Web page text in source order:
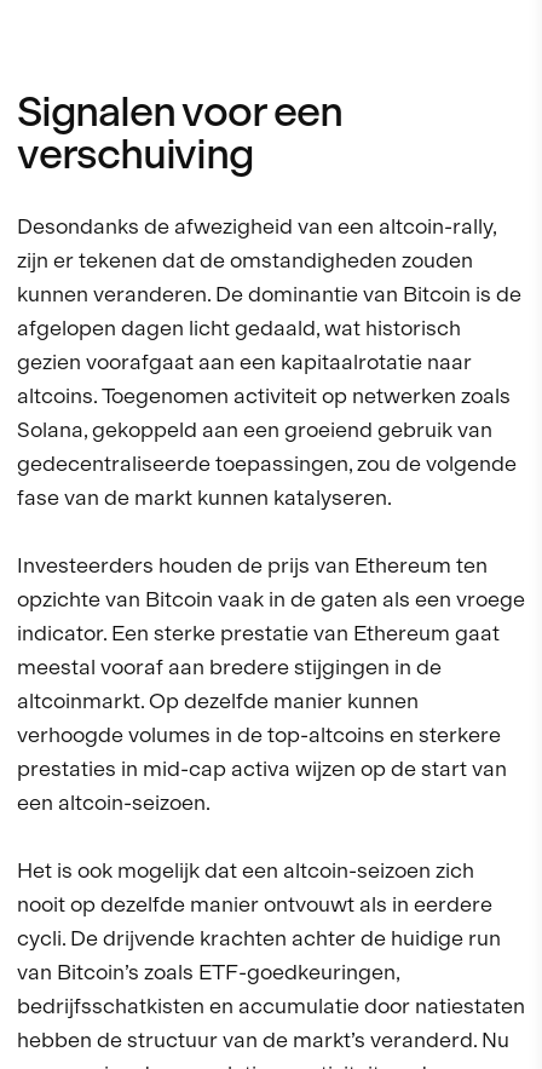
Signalen voor een
verschuiving
Desondanks de afwezigheid van een altcoin-rally,
zijn er tekenen dat de omstandigheden zouden
kunnen veranderen. De dominantie van Bitcoin is de
afgelopen dagen licht gedaald, wat historisch
gezien voorafgaat aan een kapitaalrotatie naar
altcoins. Toegenomen activiteit op netwerken zoals
Solana, gekoppeld aan een groeiend gebruik van
gedecentraliseerde toepassingen, zou de volgende
fase van de markt kunnen katalyseren.
Investeerders houden de prijs van Ethereum ten
opzichte van Bitcoin vaak in de gaten als een vroege
indicator. Een sterke prestatie van Ethereum gaat
meestal vooraf aan bredere stijgingen in de
altcoinmarkt. Op dezelfde manier kunnen
verhoogde volumes in de top-altcoins en sterkere
prestaties in mid-cap activa wijzen op de start van
een altcoin-seizoen.
Het is ook mogelijk dat een altcoin-seizoen zich
nooit op dezelfde manier ontvouwt als in eerdere
cycli. De drijvende krachten achter de huidige run
van Bitcoin’s zoals ETF-goedkeuringen,
bedrijfsschatkisten en accumulatie door natiestaten
hebben de structuur van de markt’s veranderd. Nu